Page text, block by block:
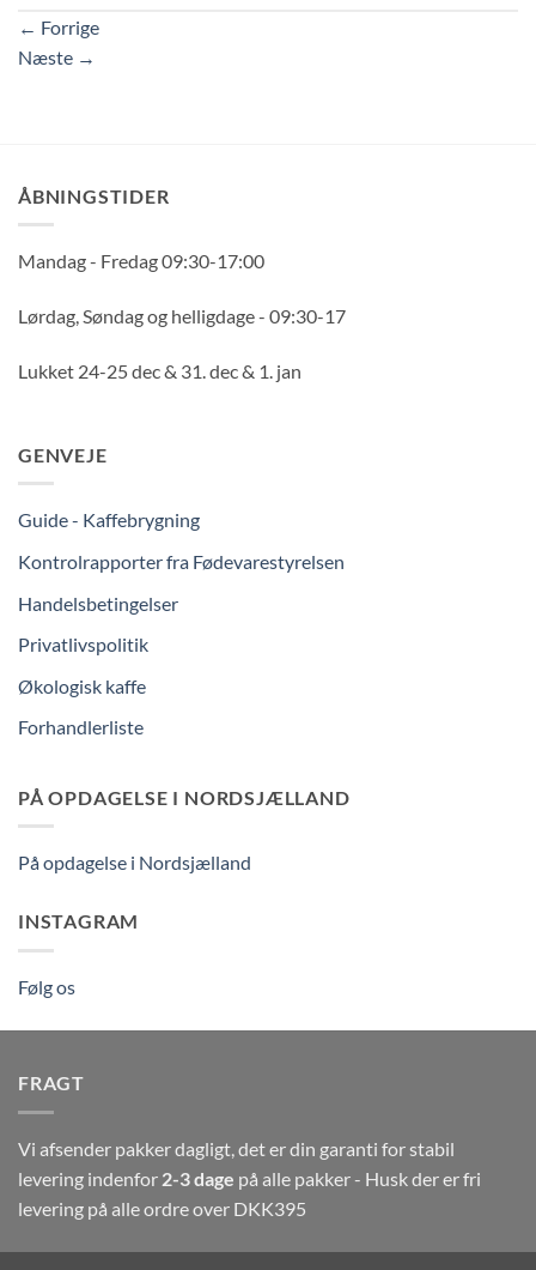
← Forrige
Næste →
ÅBNINGSTIDER
Mandag - Fredag 09:30-17:00
Lørdag, Søndag og helligdage - 09:30-17
Lukket 24-25 dec & 31. dec & 1. jan
GENVEJE
Guide - Kaffebrygning
Kontrolrapporter fra Fødevarestyrelsen
Handelsbetingelser
Privatlivspolitik
Økologisk kaffe
Forhandlerliste
PÅ OPDAGELSE I NORDSJÆLLAND
På opdagelse i Nordsjælland
INSTAGRAM
Følg os
FRAGT
Vi afsender pakker dagligt, det er din garanti for stabil
levering indenfor 2-3 dage på alle pakker - Husk der er fri
levering på alle ordre over DKK395